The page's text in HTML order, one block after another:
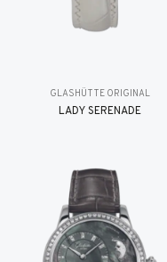
GLASHÜTTE ORIGINAL
LADY SERENADE